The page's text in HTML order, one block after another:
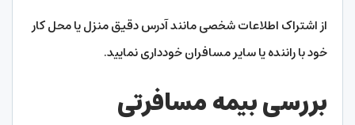
از اشتراک اطلاعات شخصی مانند آدرس دقیق منزل یا محل کار
خود با راننده یا سایر مسافران خودداری نمایید.
بررسی بیمه مسافرتی